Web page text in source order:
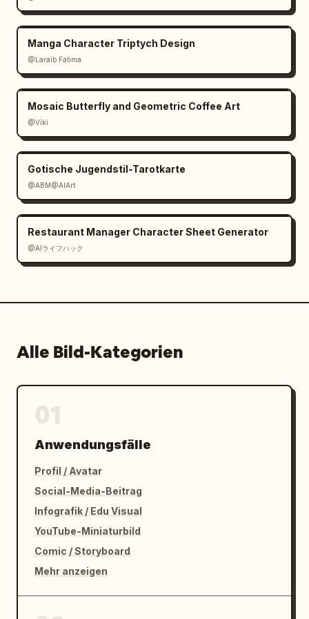
Manga Character Triptych Design
@Laraib Fatima‎
Mosaic Butterfly and Geometric Coffee Art
@Viki
Gotische Jugendstil-Tarotkarte
@ABM@AIArt
Restaurant Manager Character Sheet Generator
@AIライフハック
Alle Bild-Kategorien
Anwendungsfälle
Profil / Avatar
Social-Media-Beitrag
Infografik / Edu Visual
YouTube-Miniaturbild
Comic / Storyboard
Mehr anzeigen